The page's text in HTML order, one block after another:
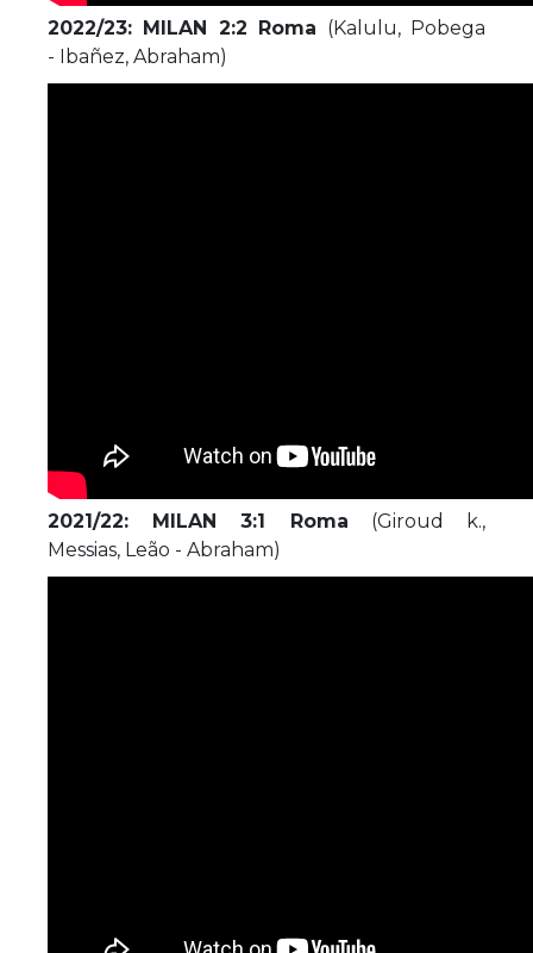
2022/23: MILAN 2:2 Roma (Kalulu, Pobega
- Ibañez, Abraham)
2021/22: MILAN 3:1 Roma (Giroud k.,
Messias, Leão - Abraham)